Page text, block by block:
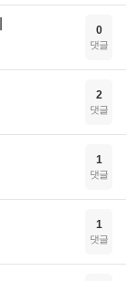
0
댓글
2
댓글
1
댓글
1
댓글